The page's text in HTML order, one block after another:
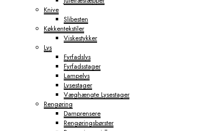
Knive
Slibesten
Køkkentekstiler
Viskestykker
Lys
Fyrfadslys
Fyrfadsstager
Lampelys
Lysestager
Væghængte Lysestager
Rengøring
Damprensere
Rengøringsbørster